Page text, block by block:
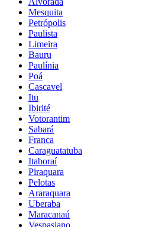
Mesquita
Petrópolis
Paulista
Limeira
Bauru
Paulínia
Poá
Cascavel
Itu
Ibirité
Votorantim
Sabará
Franca
Caraguatatuba
Itaboraí
Piraquara
Pelotas
Araraquara
Uberaba
Maracanaú
Vespasiano